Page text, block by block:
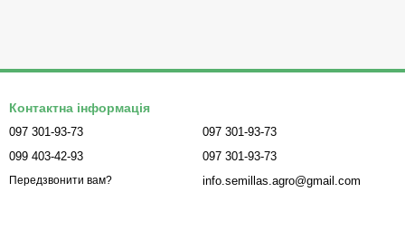
Контактна інформація
097 301-93-73
099 403-42-93
Передзвонити вам?
097 301-93-73
097 301-93-73
info.semillas.agro@gmail.com